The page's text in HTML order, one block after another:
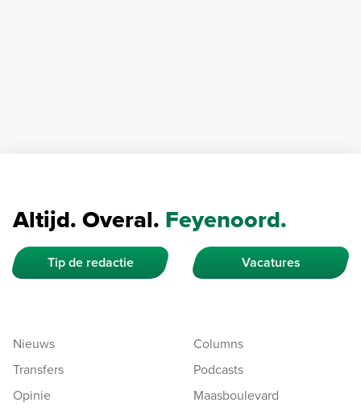
Altijd. Overal. Feyenoord.
Tip de redactie Vacatures
Nieuws
Transfers
Opinie
Columns
Podcasts
Maasboulevard